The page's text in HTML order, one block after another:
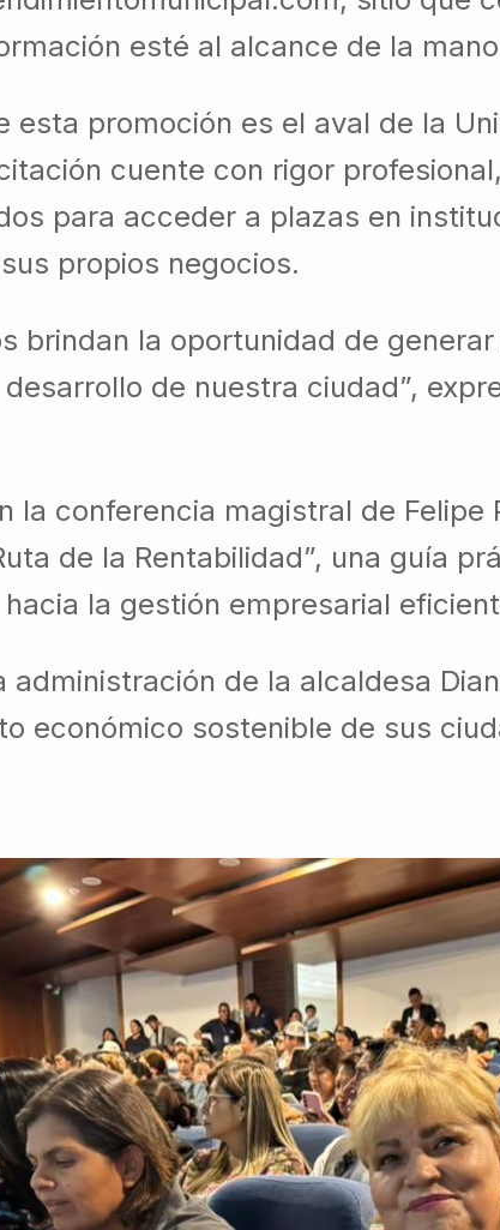
esté al alcance de la
esta promoción es el aval de la
cuente con rigor
para acceder a plazas en
propios negocios.
brindan la oportunidad de
de nuestra ciudad”,
la conferencia magistral de Felipe
de la Rentabilidad”, una guía
la gestión empresarial
administración de la alcaldesa
económico sostenible de sus